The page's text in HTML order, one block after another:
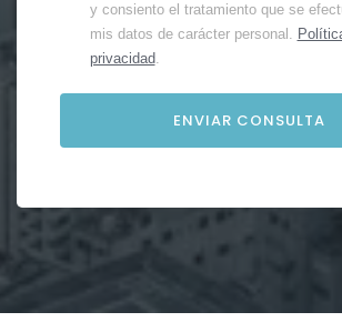
y consiento el tratamiento que se
mis datos de carácter personal.
privacidad.